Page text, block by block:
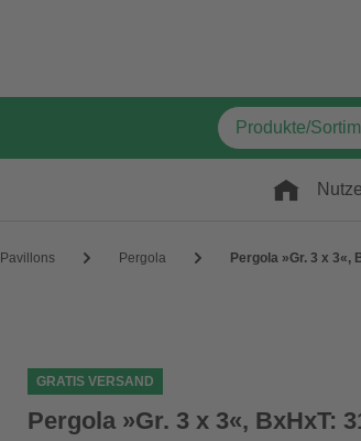
Pavillons Pergola Pergola »Gr. 3 x 3«,
GRATIS VERSAND
Pergola »Gr. 3 x 3«, BxHxT: